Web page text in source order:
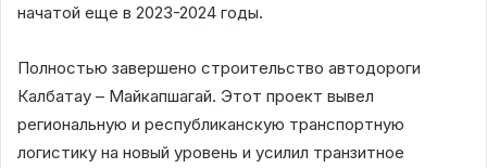
начатой еще в 2023-2024 годы.
Полностью завершено строительство автодороги
Калбатау – Майкапшагай. Этот проект вывел
региональную и республиканскую транспортную
логистику на новый уровень и усилил транзитное